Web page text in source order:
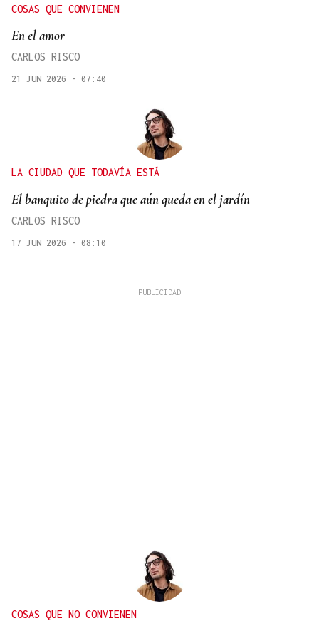
COSAS QUE CONVIENEN
En el amor
CARLOS RISCO
21 JUN 2026 - 07:40
LA CIUDAD QUE TODAVÍA ESTÁ
El banquito de piedra que aún queda en el jardín
CARLOS RISCO
17 JUN 2026 - 08:10
COSAS QUE NO CONVIENEN